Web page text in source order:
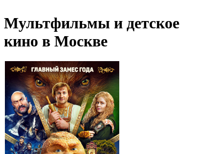
Мультфильмы и детское
кино в Москве